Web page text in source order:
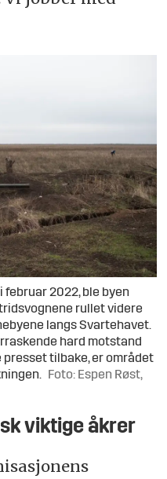
februar 2022, ble byen
rullet videre
langs Svartehavet.
hard motstand
tilbake, er området
Foto: Espen Røst,
viktige åkrer